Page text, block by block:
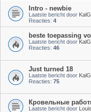
Intro - newbie
Laatste bericht door
Reacties: 4
beste toepassing
Laatste bericht door
Reacties: 46
Just turned 18
Laatste bericht door
Reacties: 75
Кровельные
Laatste bericht door